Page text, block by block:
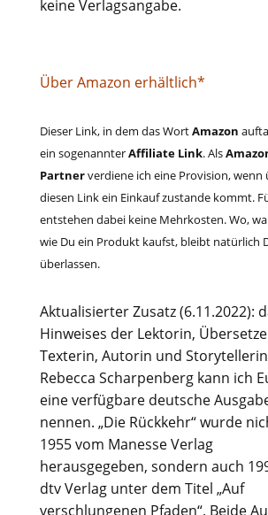
keine Verlagsangabe.
Über Amazon erhältlich*
Dieser Link, in dem das WortAmazon
ein sogenannterAffiliate Link. Als
Partnerverdiene ich eine Provision, wenn
diesen Link ein Einkauf zustande kommt.
entstehen dabei keine Mehrkosten. Wo,
wie Du ein Produkt kaufst, bleibt natürlich
überlassen.
Aktualisierter Zusatz (6.11.2022):
Hinweises der Lektorin,
Texterin, Autorin und Storytellerin
Rebecca Scharpenberg kann ich
eine verfügbare deutsche
nennen. „Die Rückkehr“ wurde
1955 vom Manesse Verlag
herausgegeben, sondern auch
dtv Verlag unter dem Titel „Auf
verschlungenen Pfaden“. Beide